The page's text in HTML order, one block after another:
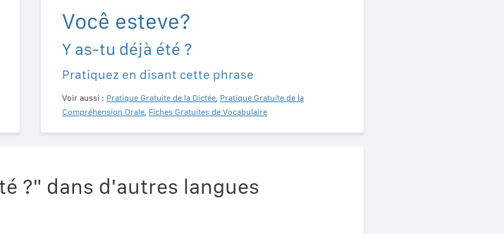
Você esteve?
Y as-tu déjà été ?
Pratiquez en disant cette phrase
Voir aussi : Pratique Gratuite de la Dictée, Pratique Gratuite de la
Compréhension Orale, Fiches Gratuites de Vocabulaire
?" dans d'autres langues